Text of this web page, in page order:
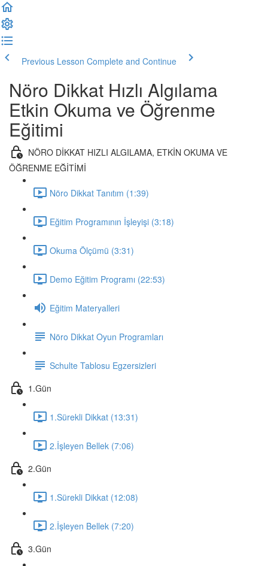
Previous Lesson Complete and Continue
Nöro Dikkat Hızlı Algılama
Etkin Okuma ve Öğrenme
Eğitimi
NÖRO DİKKAT HIZLI ALGILAMA, ETKİN OKUMA VE
ÖĞRENME EĞİTİMİ
Nöro Dikkat Tanıtım (1:39)
Eğitim Programının İşleyişi (3:18)
Okuma Ölçümü (3:31)
Demo Eğitim Programı (22:53)
Eğitim Materyalleri
Nöro Dikkat Oyun Programları
Schulte Tablosu Egzersizleri
1.Gün
1.Sürekli Dikkat (13:31)
2.İşleyen Bellek (7:06)
2.Gün
1.Sürekli Dikkat (12:08)
2.İşleyen Bellek (7:20)
3.Gün